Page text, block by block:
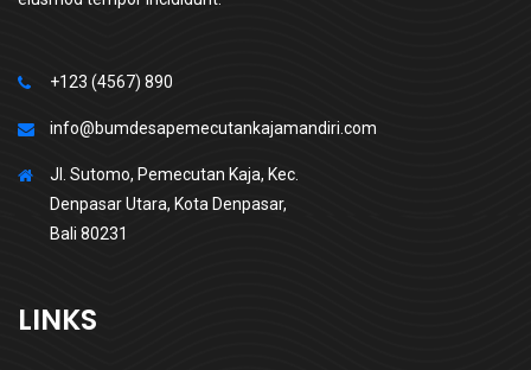
+123 (4567) 890
info@bumdesapemecutankajamandiri.com
Jl. Sutomo, Pemecutan Kaja, Kec.
Denpasar Utara, Kota Denpasar,
Bali 80231
LINKS